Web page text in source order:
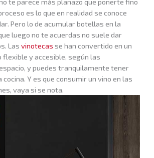
es lo que en realidad se conoce
Pero lo de acumular botellas en la
luego no te acuerdas no suele dar
Las vinotecas se han convertido en un
y accesible, según las
y puedes tranquilamente tener
cocina. Y es que consumir un vino en las
vaya si se nota.